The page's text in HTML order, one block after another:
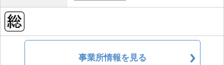
事業所情報を見る